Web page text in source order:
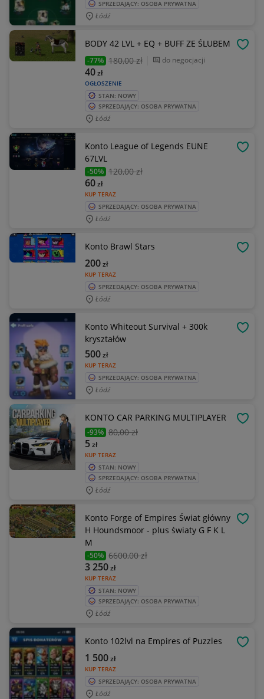
SPRZEDAJĄCY: OSOBA PRYWATNA
Łódź
BODY 42 LVL + EQ + BUFF ZE ŚLUBEM
-77% 180,00 zł do negocjacji
OGŁOSZENIE
40zł
STAN: NOWY
SPRZEDAJĄCY: OSOBA PRYWATNA
Łódź
Konto League of Legends EUNE
67LVL
-50% 120,00 zł
KUP TERAZ
60zł
SPRZEDAJĄCY: OSOBA PRYWATNA
Łódź
Konto Brawl Stars
KUP TERAZ
200zł
SPRZEDAJĄCY: OSOBA PRYWATNA
Łódź
Konto Whiteout Survival + 300k
kryształów
KUP TERAZ
500zł
SPRZEDAJĄCY: OSOBA PRYWATNA
Łódź
KONTO CAR PARKING MULTIPLAYER
-93% 80,00 zł
KUP TERAZ
5zł
STAN: NOWY
SPRZEDAJĄCY: OSOBA PRYWATNA
Łódź
Konto Forge of Empires Świat główny
H Houndsmoor - plus światy G F K L
M
-50% 6600,00 zł
KUP TERAZ
3 250zł
STAN: NOWY
SPRZEDAJĄCY: OSOBA PRYWATNA
Łódź
Konto 102lvl na Empires of Puzzles
KUP TERAZ
1 500zł
SPRZEDAJĄCY: OSOBA PRYWATNA
Łódź